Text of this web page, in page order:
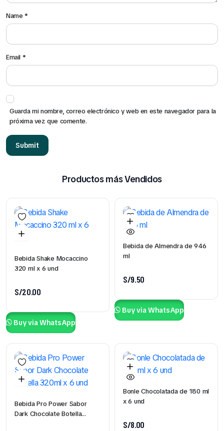
Name*
Email *
Guarda mi nombre, correo electrónico y web en este navegador para la
próxima vez que comente.
Productos más Vendidos
Bebida Shake Mocaccino
320 ml x 6 und
S/20.00
Buy via WhatsApp
Bebida de Almendra de 946
ml
S/9.50
Buy via WhatsApp
Bebida Pro Power Sabor
Dark Chocolate Botella
Bonle Chocolatada de 180 ml
x 6 und
S/8.00